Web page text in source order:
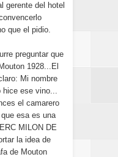
gerente del hotel
que el pidio.
preguntar que
1928...El
Mi nombre
hice ese vino...
el camarero
esa es una
MILON DE
la idea de
de Mouton